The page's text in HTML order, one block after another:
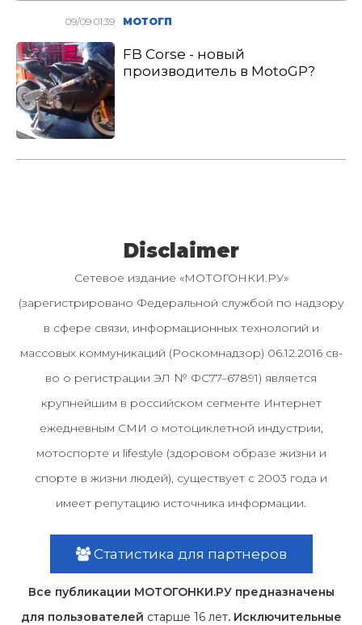
09/09 01:39 МОТОГП
FB Corse - новый
производитель в MotoGP?
Disclaimer
Сетевое издание «МОТОГОНКИ.РУ»
(зарегистрировано Федеральной службой по надзору
в сфере связи, информационных технологий и
массовых коммуникаций (Роскомнадзор) 06.12.2016 св-
во о регистрации ЭЛ № ФС77–67891) является
крупнейшим в российском сегменте Интернет
ежедневным СМИ о мотоциклетной индустрии,
мотоспорте и lifestyle (здоровом образе жизни и
спорте в жизни людей), существует с 2003 года и
имеет репутацию источника информации.
Статистика для партнеров
Все публикации МОТОГОНКИ.РУ предназначены
для пользователей старше 16 лет. Исключительные